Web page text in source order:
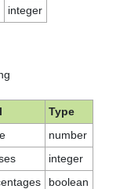
integer
Type
number
integer
boolean